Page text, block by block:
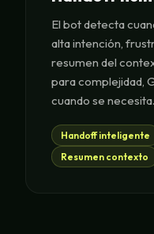
El bot detecta
alta intención,
resumen del
para complejidad,
cuando se necesita.
Handoff inteligente
Resumen contexto